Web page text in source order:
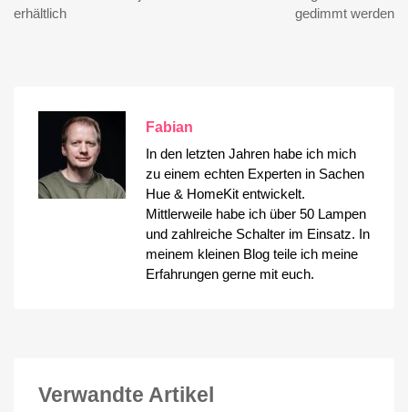
erhältlich
gedimmt werden
Fabian
In den letzten Jahren habe ich mich
zu einem echten Experten in Sachen
Hue & HomeKit entwickelt.
Mittlerweile habe ich über 50 Lampen
und zahlreiche Schalter im Einsatz. In
meinem kleinen Blog teile ich meine
Erfahrungen gerne mit euch.
Verwandte Artikel